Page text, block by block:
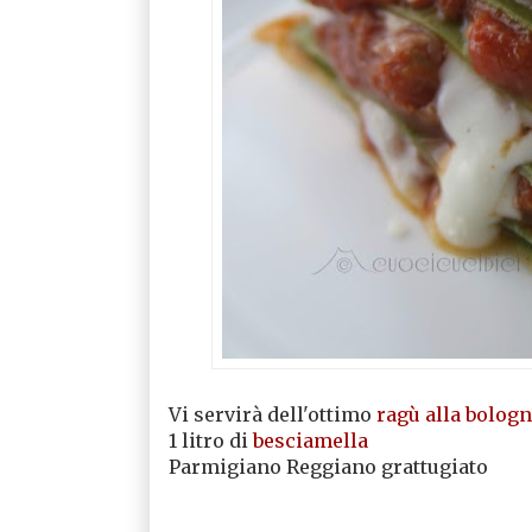
Vi servirà dell'ottimo ragù alla
1 litro dibesciamella
Parmigiano Reggiano grattugiato